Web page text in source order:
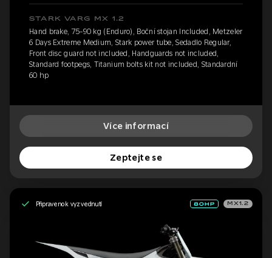
STARK VARG MX 1.2
Hand brake, 75-90 kg (Enduro), Boční stojan Included, Metzeler
6 Days Extreme Medium, Stark power tube, Sedadlo Regular,
Front disc guard not included, Handguards not included,
Standard footpegs, Titanium bolts kit not included, Standardní
60 hp
Více informací
Zeptejte se
Připraveno k vyzvednutí MX1.2